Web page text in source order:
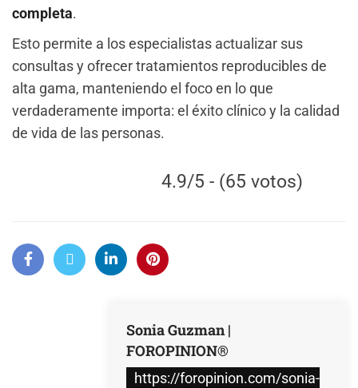
completa.
Esto permite a los especialistas actualizar sus
consultas y ofrecer tratamientos reproducibles de
alta gama, manteniendo el foco en lo que
verdaderamente importa: el éxito clínico y la calidad
de vida de las personas.
4.9/5 - (65 votos)
Sonia Guzman |
FOROPINION®
https://foropinion.com/sonia-